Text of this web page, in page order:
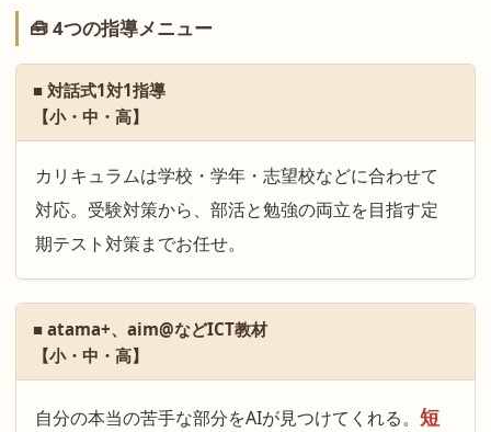
🧰 4つの指導メニュー
■ 対話式1対1指導
【小・中・高】
カリキュラムは学校・学年・志望校などに合わせて
対応。受験対策から、部活と勉強の両立を目指す定
期テスト対策までお任せ。
■ atama+、aim@などICT教材
【小・中・高】
自分の本当の苦手な部分をAIが見つけてくれる。短